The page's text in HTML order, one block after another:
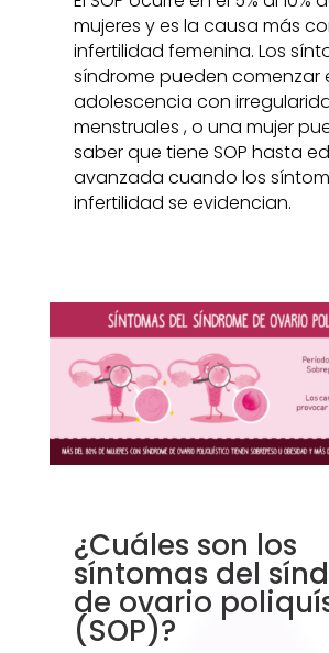
mujeres y es la causa más
infertilidad femenina. Los
síndrome pueden comenzar
adolescencia con
menstruales , o una mujer
saber que tiene SOP hasta
avanzada cuando los
infertilidad se evidencian.
¿Cuáles son los
síntomas del
de ovario
(SOP)?